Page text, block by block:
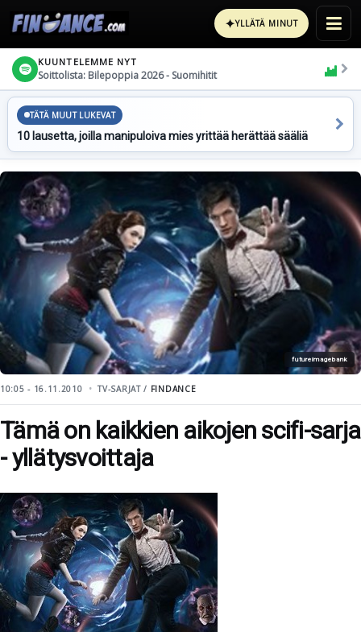
✦YLLÄTÄ MINUT
KUUNTELEMME NYT
Soittolista: Bilepoppia 2026 - Suomihitit
TÄTÄ MUUT LUKEVAT
10 lausetta, joilla manipuloiva mies yrittää herättää sääliä
futureimagebank
10:05 - 16.11.2010 TV-SARJAT / FINDANCE
Tämä on kaikkien aikojen scifi-sarja
- yllätysvoittaja